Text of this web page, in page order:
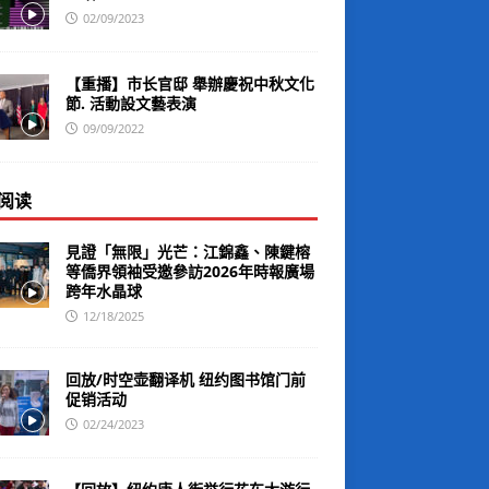
02/09/2023
【重播】市长官邸 舉辦慶祝中秋文化
節. 活動設文藝表演
09/09/2022
读
見證「無限」光芒：江錦鑫、陳鍵榕
等僑界領袖受邀參訪2026年時報廣場
跨年水晶球
12/18/2025
回放/时空壶翻译机 纽约图书馆门前
促销活动
02/24/2023